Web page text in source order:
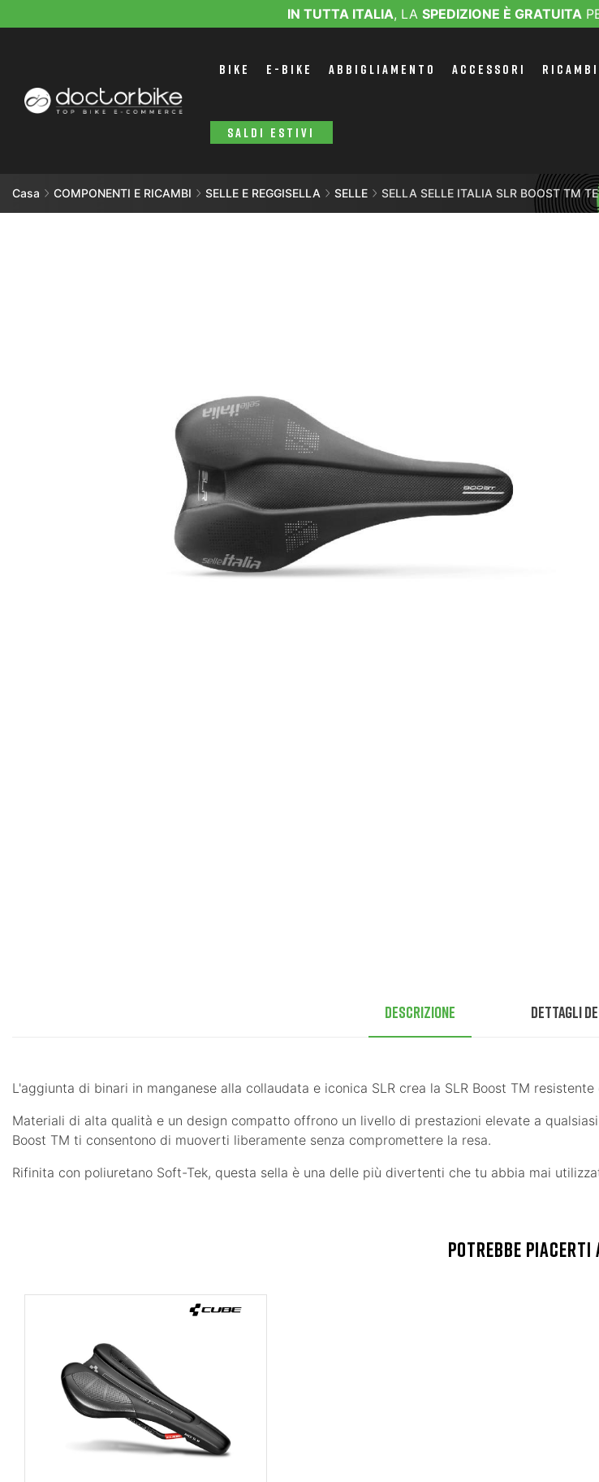
IN TUTTA ITALIA, LA SPEDIZIONE È GRATUITA
BIKE E-BIKE ABBIGLIAMENTO ACCESSORI RICAMBI
SALDI ESTIVI
Casa COMPONENTI E RICAMBI SELLE E REGGISELLA SELLE SELLA SELLE ITALIA SLR BOOST TM
Descrizione Dettagli
L'aggiunta di binari in manganese alla collaudata e iconica SLR crea la SLR Boost TM
Materiali di alta qualità e un design compatto offrono un livello di prestazioni elevate a
Boost TM ti consentono di muoverti liberamente senza compromettere la resa.
Rifinita con poliuretano Soft-Tek, questa sella è una delle più divertenti che tu abbia mai
POTREBBE PIACERTI